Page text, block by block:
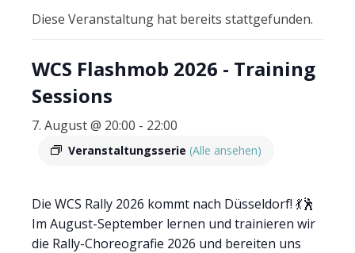
Diese Veranstaltung hat bereits stattgefunden.
WCS Flashmob 2026 - Training
Sessions
7. August @ 20:00 - 22:00
Veranstaltungsserie (Alle ansehen)
Die WCS Rally 2026 kommt nach Düsseldorf! 💃🕺
Im August-September lernen und trainieren wir
die Rally-Choreografie 2026 und bereiten uns